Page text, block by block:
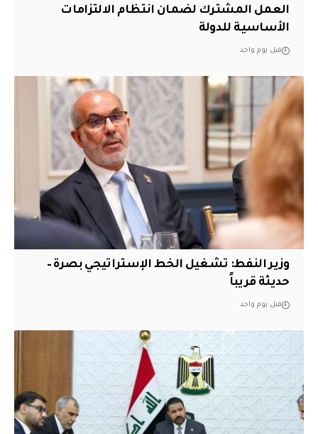
العمل المشترك لضمان انتظام الالتزامات
الأساسية للدولة
قبل يوم واحد
وزير النفط: تشغيل الخط الإستراتيجي بصرة –
حديثة قريباً
قبل يوم واحد